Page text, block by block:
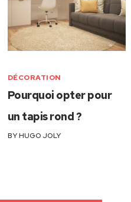
DÉCORATION
Pourquoi opter pour
un tapis rond ?
BYHUGO JOLY